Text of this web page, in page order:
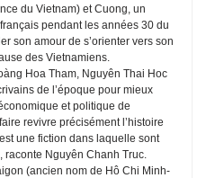
du Vietnam) et Cuong, un
pendant les années 30 du
son amour de s’orienter vers son
des Vietnamiens.
Hoa Tham, Nguyên Thai Hoc
de l’époque pour mieux
et politique de
revivre précisément l’histoire
une fiction dans laquelle sont
Nguyên Chanh Truc.
(ancien nom de Hô Chi Minh-